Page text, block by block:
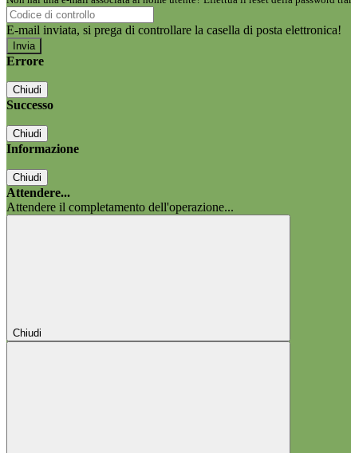
E-mail inviata, si prega di controllare la casella di posta elettronica!
Errore
Chiudi
Successo
Chiudi
Informazione
Chiudi
Attendere...
Attendere il completamento dell'operazione...
Chiudi